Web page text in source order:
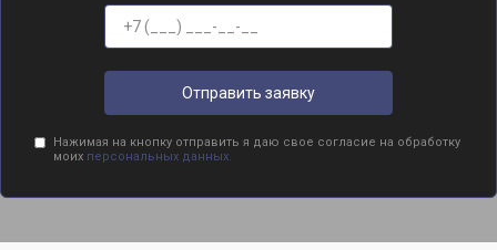
Отправить заявку
Нажимая на кнопку отправить я даю свое согласие на обработку
моих персональных данных.